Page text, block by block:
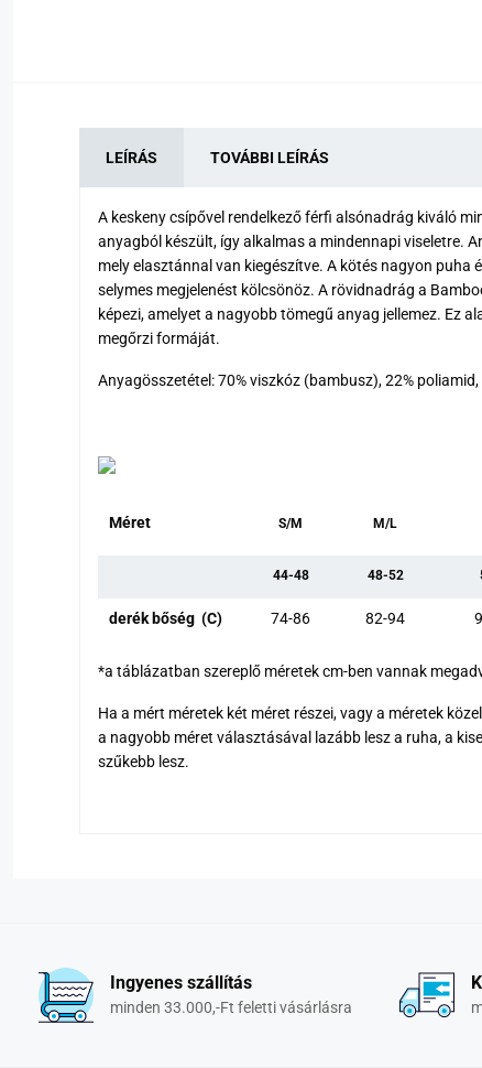
LEÍRÁS TOVÁBBI LEÍRÁS
A keskeny csípővel rendelkező férfi alsónadrág kiváló
anyagból készült, így alkalmas a mindennapi viseletre.
mely elasztánnal van kiegészítve. A kötés nagyon puha
selymes megjelenést kölcsönöz. A rövidnadrág a
képezi, amelyet a nagyobb tömegű anyag jellemez. Ez
megőrzi formáját.
Anyagösszetétel: 70% viszkóz (bambusz), 22% poliamid,
Méret S/M M/L
44-48 48-52
derék bőség (C) 74-86 82-94
*a táblázatban szereplő méretek cm-ben vannak
Ha a mért méretek két méret részei, vagy a méretek
a nagyobb méret választásával lazább lesz a ruha, a
szűkebb lesz.
Ingyenes szállítás
minden 33.000,-Ft feletti vásárlásra